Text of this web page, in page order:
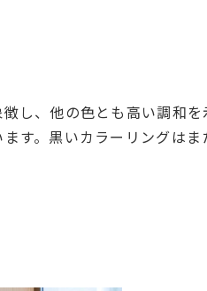
し、他の色とも高い調和
す。黒いカラーリングは